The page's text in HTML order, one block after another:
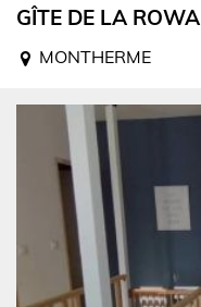
GÎTE DE LA ROWA
MONTHERME